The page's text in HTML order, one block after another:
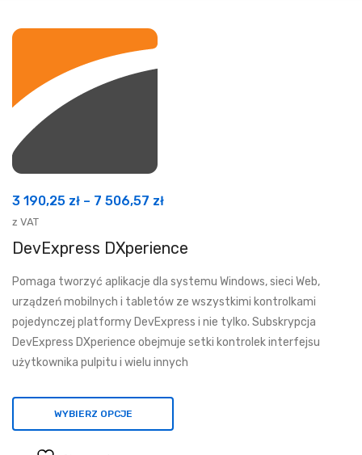
3 190,25 zł – 7 506,57 złZakres
od
190,25 zł
7
506,57 zł
z VAT
DevExpress DXperience
Pomaga tworzyć aplikacje dla systemu Windows, sieci Web,
urządzeń mobilnych i tabletów ze wszystkimi kontrolkami
pojedynczej platformy DevExpress i nie tylko. Subskrypcja
DevExpress DXperience obejmuje setki kontrolek interfejsu
użytkownika pulpitu i wielu innych
WYBIERZ OPCJE